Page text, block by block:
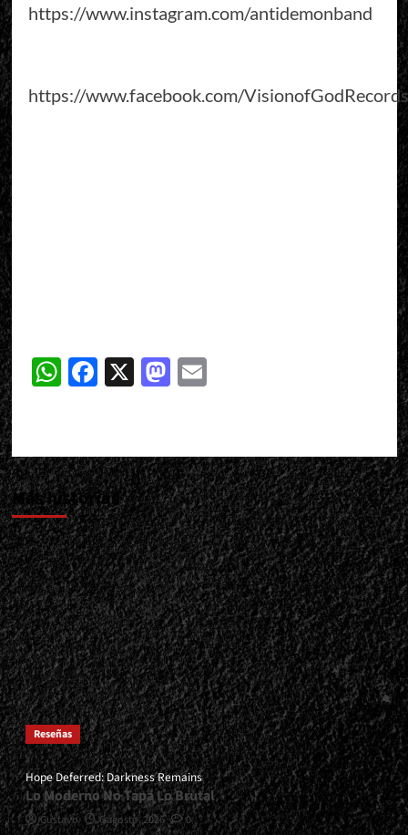
https://www.instagram.com/antidemonband
https://www.facebook.com/VisionofGodRecords
WhatsApp
Facebook
X Mastodon
Email
Más historias
Reseñas
Hope Deferred: Darkness Remains
Lo Moderno No Tapa Lo Brutal
Gustavo 6 agosto, 2026 0